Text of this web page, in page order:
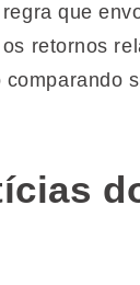
que
retornos